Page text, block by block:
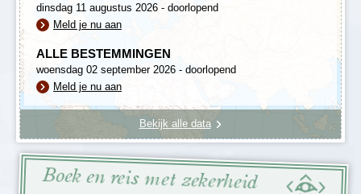
dinsdag 11 augustus 2026 - doorlopend
Meld je nu aan
ALLE BESTEMMINGEN
woensdag 02 september 2026 - doorlopend
Meld je nu aan
Bekijk alle data
Boek en reis met zekerheid